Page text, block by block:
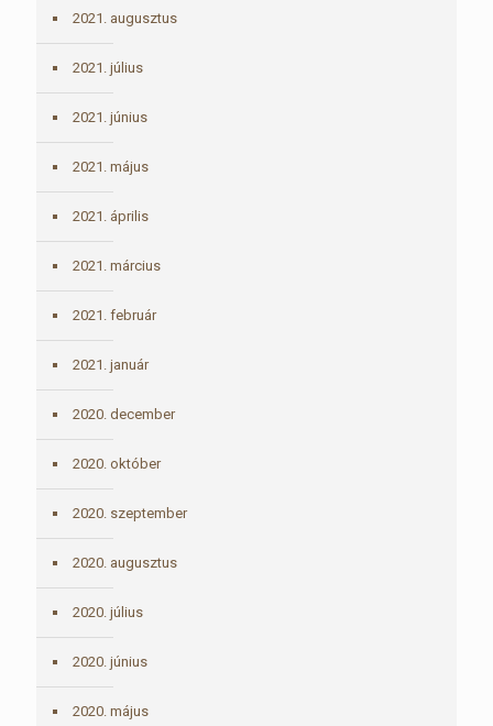
2021. augusztus
2021. július
2021. június
2021. május
2021. április
2021. március
2021. február
2021. január
2020. december
2020. október
2020. szeptember
2020. augusztus
2020. július
2020. június
2020. május